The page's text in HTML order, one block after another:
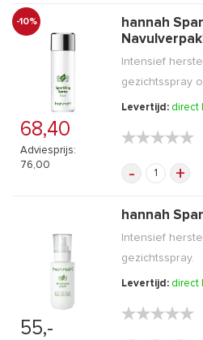
-10%
68,40
Adviesprijs:
76,00
hannah
Intensief
gezichtsspray
Levertijd: direct
★★★★★
★★★★★
- +
55,-
hannah
Intensief
gezichtsspray.
Levertijd: direct
★★★★★
★★★★★